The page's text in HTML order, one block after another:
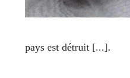
pays est détruit [...].